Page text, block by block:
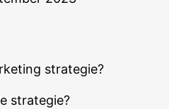
strategie?
strategie?